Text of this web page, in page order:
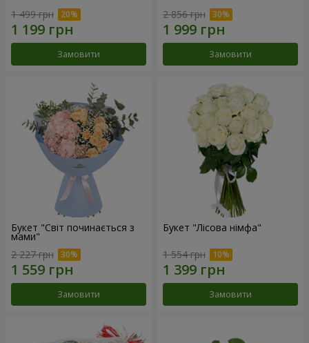
1 499 грн
Замовити
2 856 грн
Замовити
Букет "Світ починається з
мами"
2 227 грн
Замовити
Букет "Лісова німфа"
1 554 грн
Замовити